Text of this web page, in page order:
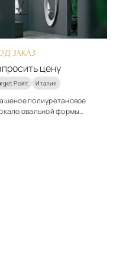
ЗАКАЗ
цену
Point Италия
полиуретановое
овальной формы